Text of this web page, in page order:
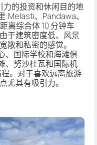
的投资和休闲目的地
、Pandawa、
离综合体 10 分钟车
于建筑密度低、风景
敞和私密的感觉。
、国际学校和海滩俱
、努沙杜瓦和国际机
。对于喜欢远离旅游
尤其有吸引力。